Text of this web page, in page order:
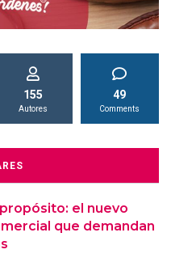
155
Autores
49
Comments
el nuevo
que demandan